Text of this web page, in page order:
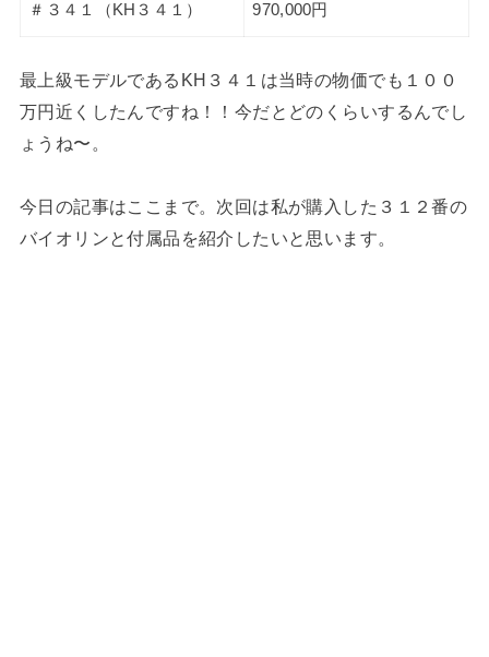
＃３４１（KH３４１） 970,000円
最上級モデルであるKH３４１は当時の物価でも１００
万円近くしたんですね！！今だとどのくらいするんでし
ょうね〜。
今日の記事はここまで。次回は私が購入した３１２番の
バイオリンと付属品を紹介したいと思います。